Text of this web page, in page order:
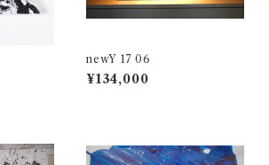
newY 17 06
¥134,000